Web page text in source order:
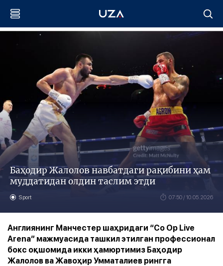
Баҳодир Жалолов навбатдаги рақибини ҳам
муддатидан олдин таслим этди
Sport 07:50 / 10.05.2026
Англиянинг Манчестер шаҳридаги “Co Op Live
Arena” мажмуасида ташкил этилган профессионал
бокс оқшомида икки ҳамюртимиз Баҳодир
Жалолов ва Жавоҳир Умматалиев рингга